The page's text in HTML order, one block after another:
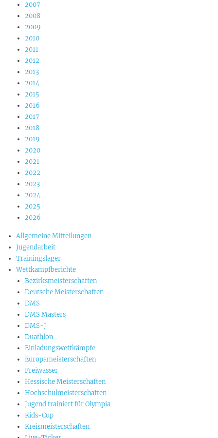
2007
2008
2009
2010
2011
2012
2013
2014
2015
2016
2017
2018
2019
2020
2021
2022
2023
2024
2025
2026
Allgemeine Mitteilungen
Jugendarbeit
Trainingslager
Wettkampfberichte
Bezirksmeisterschaften
Deutsche Meisterschaften
DMS
DMS Masters
DMS-J
Duathlon
Einladungswettkämpfe
Europameisterschaften
Freiwasser
Hessische Meisterschaften
Hochschulmeisterschaften
Jugend trainiert für Olympia
Kids-Cup
Kreismeisterschaften